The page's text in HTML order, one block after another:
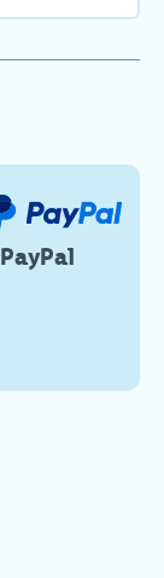
PayPal